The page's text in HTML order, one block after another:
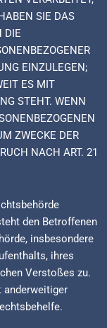
SIE DAS
DIE
EINZULEGEN;
ES MIT
STEHT. WENN
ZWECKE DER
NACH ART. 21
den Betroffenen
insbesondere
ihres
Verstoßes zu.
anderweitiger